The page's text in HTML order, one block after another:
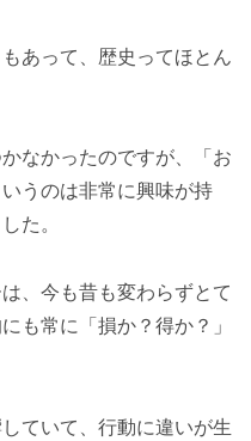
あって、歴史ってほとん
なかったのですが、「お
うのは非常に興味が持
た。
、今も昔も変わらずとて
も常に「損か？得か？」
ていて、行動に違いが生